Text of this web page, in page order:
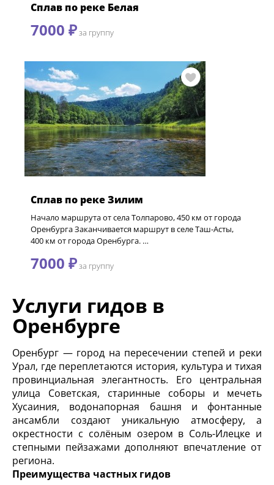
Сплав по реке Белая
7000 ₽за группу
Сплав по реке Зилим
Начало маршрута от села Толпарово, 450 км от города
Оренбурга Заканчивается маршрут в селе Таш-Асты,
400 км от города Оренбурга. …
7000 ₽за группу
Услуги гидов в
Оренбурге
Оренбург — город на пересечении степей и реки
Урал, где переплетаются история, культура и тихая
провинциальная элегантность. Его центральная
улица Советская, старинные соборы и мечеть
Хусаиния, водонапорная башня и фонтанные
ансамбли создают уникальную атмосферу, а
окрестности с солёным озером в Соль-Илецке и
степными пейзажами дополняют впечатление от
региона.
Преимущества частных гидов